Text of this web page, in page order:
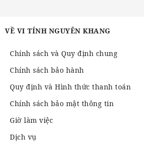
VỀ VI TÍNH NGUYÊN KHANG
Chính sách và Quy định chung
Chính sách bảo hành
Quy định và Hình thức thanh toán
Chính sách bảo mật thông tin
Giờ làm việc
Dịch vụ